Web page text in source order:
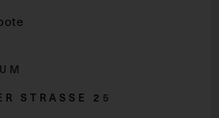
STRASSE 2 5